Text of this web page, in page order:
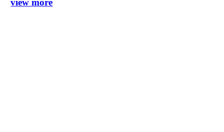
view more